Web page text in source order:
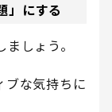
」にする
しょう。
ブな気持ちに